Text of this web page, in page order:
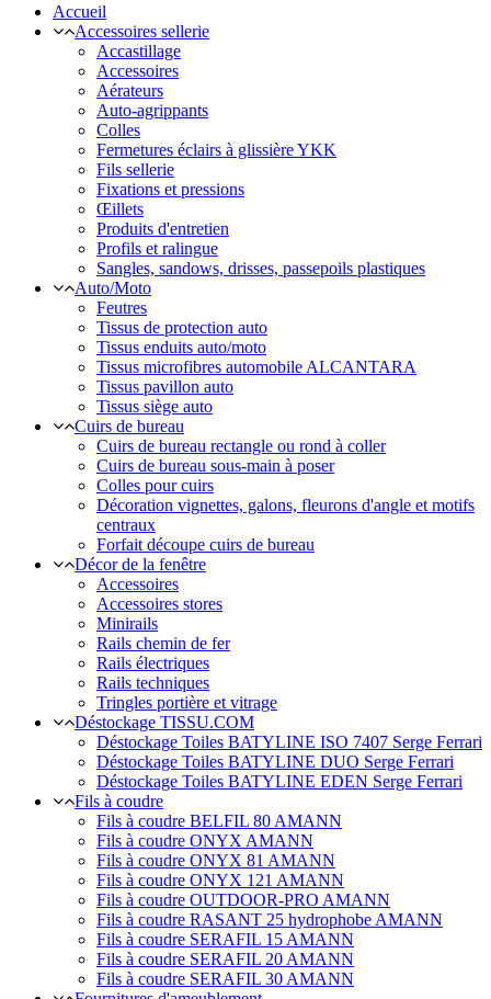
Accueil
Accessoires sellerie
Accastillage
Accessoires
Aérateurs
Auto-agrippants
Colles
Fermetures éclairs à glissière YKK
Fils sellerie
Fixations et pressions
Œillets
Produits d'entretien
Profils et ralingue
Sangles, sandows, drisses, passepoils plastiques
Auto/Moto
Feutres
Tissus de protection auto
Tissus enduits auto/moto
Tissus microfibres automobile ALCANTARA
Tissus pavillon auto
Tissus siège auto
Cuirs de bureau
Cuirs de bureau rectangle ou rond à coller
Cuirs de bureau sous-main à poser
Colles pour cuirs
Décoration vignettes, galons, fleurons d'angle et motifs
centraux
Forfait découpe cuirs de bureau
Décor de la fenêtre
Accessoires
Accessoires stores
Minirails
Rails chemin de fer
Rails électriques
Rails techniques
Tringles portière et vitrage
Déstockage TISSU.COM
Déstockage Toiles BATYLINE ISO 7407 Serge Ferrari
Déstockage Toiles BATYLINE DUO Serge Ferrari
Déstockage Toiles BATYLINE EDEN Serge Ferrari
Fils à coudre
Fils à coudre BELFIL 80 AMANN
Fils à coudre ONYX AMANN
Fils à coudre ONYX 81 AMANN
Fils à coudre ONYX 121 AMANN
Fils à coudre OUTDOOR-PRO AMANN
Fils à coudre RASANT 25 hydrophobe AMANN
Fils à coudre SERAFIL 15 AMANN
Fils à coudre SERAFIL 20 AMANN
Fils à coudre SERAFIL 30 AMANN